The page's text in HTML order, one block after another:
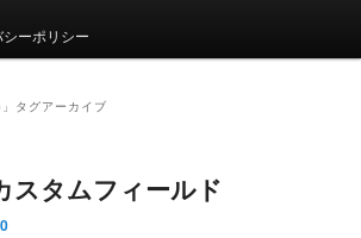
ーポリシー
」タグアーカイブ
スタムフィールド